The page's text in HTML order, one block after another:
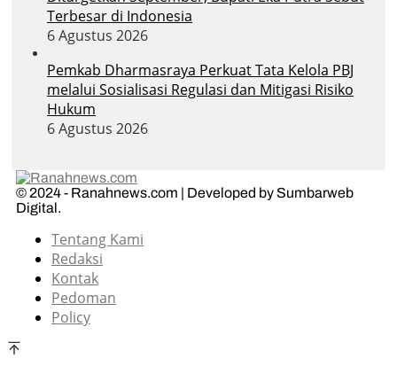
Terbesar di Indonesia
6 Agustus 2026
Pemkab Dharmasraya Perkuat Tata Kelola PBJ
melalui Sosialisasi Regulasi dan Mitigasi Risiko
Hukum
6 Agustus 2026
© 2024 - Ranahnews.com | Developed by Sumbarweb
Digital.
Tentang Kami
Redaksi
Kontak
Pedoman
Policy